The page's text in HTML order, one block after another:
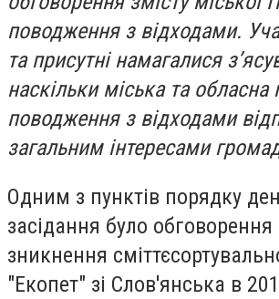
поводження з відходами.
та присутні намагалися
наскільки міська та
поводження з відходами
загальним інтересами
Одним з пунктів порядку
засідання було
зникнення
"Екопет" зі Слов'янська в